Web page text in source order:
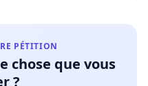
PÉTITION
chose que vous
?